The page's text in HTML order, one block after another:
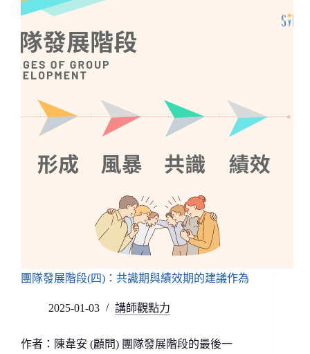
團隊發展階段(四)：共識期與績效期的建議作為
2025-01-03 講師觀點力
作者：陳韋安 (顧問) 團隊發展階段的最後一